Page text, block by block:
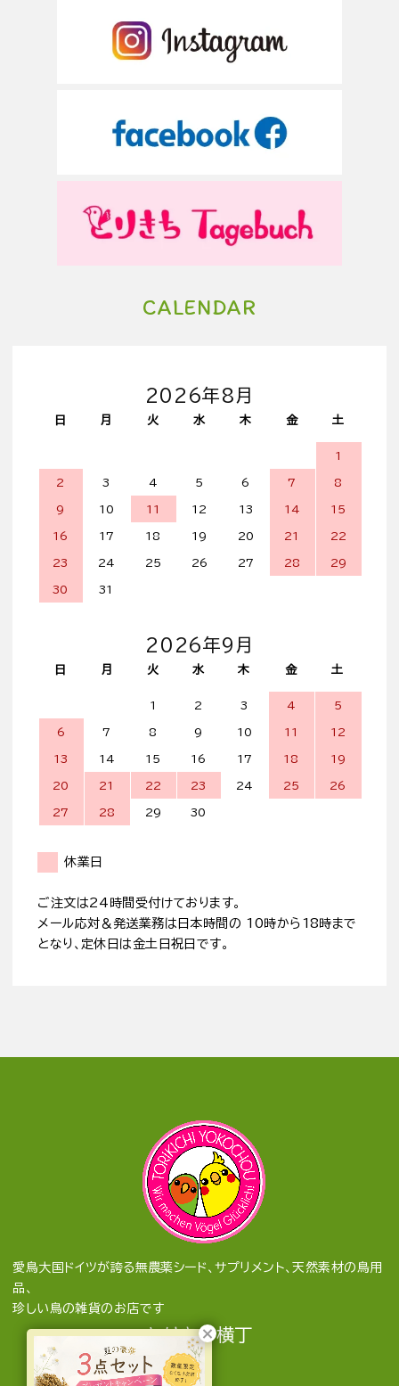
CALENDAR
2026年8月
日 月 火 水 木 金 土
1
2 3 4 5 6 7 8
9 10 11 12 13 14 15
16 17 18 19 20 21 22
23 24 25 26 27 28 29
30 31
2026年9月
日 月 火 水 木 金 土
1 2 3 4 5
6 7 8 9 10 11 12
13 14 15 16 17 18 19
20 21 22 23 24 25 26
27 28 29 30
休業日
ご注文は24時間受付けております。
メール応対＆発送業務は日本時間の 10時から18時まで
となり、定休日は金土日祝日です。
愛鳥大国ドイツが誇る無農薬シード、サプリメント、天然素材の鳥用
品、
珍しい鳥の雑貨のお店です
とりきち横丁